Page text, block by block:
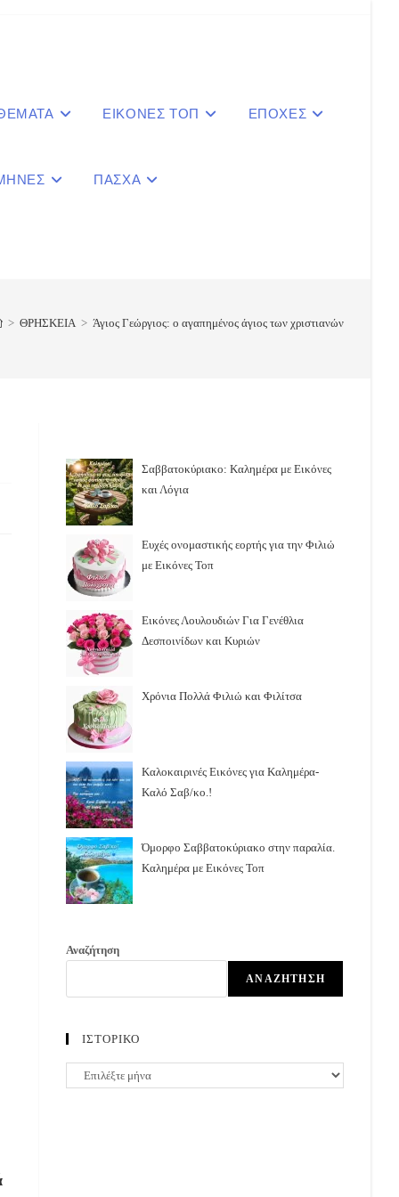
ΕΙΚΟΝΕΣ ΤΟΠ ΕΠΟΧΕΣ
ΠΑΣΧΑ
> ΘΡΗΣΚΕΙΑ > Άγιος Γεώργιος: ο αγαπημένος άγιος των χριστιανών
Σαββατοκύριακο: Καλημέρα με Εικόνες
και Λόγια
Ευχές ονομαστικής εορτής για την Φιλιώ
με Εικόνες Τοπ
Εικόνες Λουλουδιών Για Γενέθλια
Δεσποινίδων και Κυριών
Χρόνια Πολλά Φιλιώ και Φιλίτσα
Καλοκαιρινές Εικόνες για Καλημέρα-
Καλό Σαβ/κο.!
Όμορφο Σαββατοκύριακο στην παραλία.
Καλημέρα με Εικόνες Τοπ
Αναζήτηση
ΑΝΑΖΉΤΗΣΗ
ΙΣΤΟΡΙΚΟ
ΙΣΤΟΡΙΚΟ